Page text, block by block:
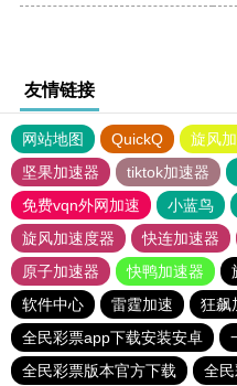
友情链接
网站地图 QuickQ 旋风
坚果加速器
tiktok加速器
免费vqn外网加速
小蓝鸟
旋风加速度器
快连加速器
原子加速器
快鸭加速器
软件中心
雷霆加速 狂飙
全民彩票app下载安装安卓
全民彩票版本官方下载
全